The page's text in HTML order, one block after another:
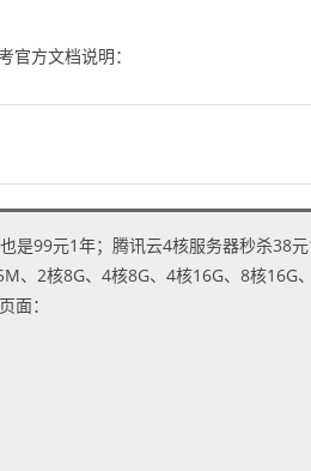
方文档说明：
是99元1年；腾讯云4核服务器秒杀38
、2核8G、4核8G、4核16G、8核16G
面：